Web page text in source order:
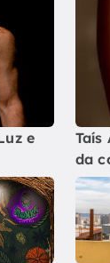
e
Taís
da